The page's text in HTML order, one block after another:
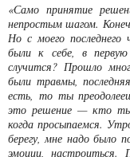
«Само принятие
непростым шагом.
Но с моего последнего
были к себе, в
случится? Прошло
были травмы,
есть, то ты
это решение — кто
когда просыпаемся.
берегу, мне надо было
эмоции,